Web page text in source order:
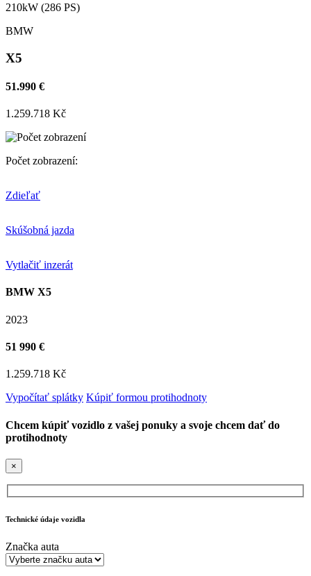
210kW (286 PS)
BMW
X5
51.990 €
1.259.718 Kč
Počet zobrazení:
Zdieľať
Skúšobná jazda
Vytlačiť inzerát
BMW X5
2023
51 990 €
1.259.718 Kč
Vypočítať splátky Kúpiť formou protihodnoty
Chcem kúpiť vozidlo z vašej ponuky a svoje chcem dať do
protihodnoty
×
Technické údaje vozidla
Značka auta